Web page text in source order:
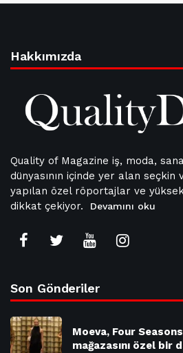
Hakkımızda
Quality of Magazine iş, moda,
dünyasının içinde yer alan
yapılan özel röportajlar ve
dikkat çekiyor.
Devamını oku
Son Gönderiler
Moeva, Four
mağazasını özel bir